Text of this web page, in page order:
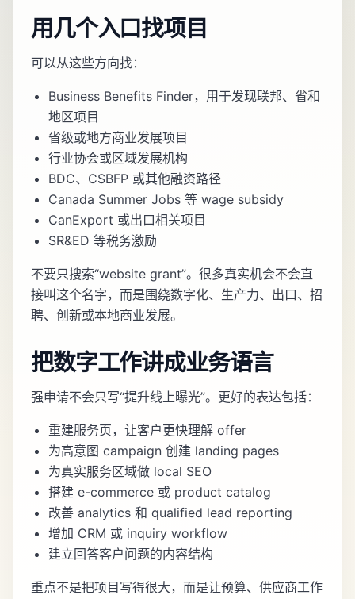
用几个入口找项目
可以从这些方向找：
Business Benefits Finder，用于发现联邦、省和
地区项目
省级或地方商业发展项目
行业协会或区域发展机构
BDC、CSBFP 或其他融资路径
Canada Summer Jobs 等 wage subsidy
CanExport 或出口相关项目
SR&ED 等税务激励
不要只搜索“website grant”。很多真实机会不会直
接叫这个名字，而是围绕数字化、生产力、出口、招
聘、创新或本地商业发展。
把数字工作讲成业务语言
强申请不会只写“提升线上曝光”。更好的表达包括：
重建服务页，让客户更快理解 offer
为高意图 campaign 创建 landing pages
为真实服务区域做 local SEO
搭建 e-commerce 或 product catalog
改善 analytics 和 qualified lead reporting
增加 CRM 或 inquiry workflow
建立回答客户问题的内容结构
重点不是把项目写得很大，而是让预算、供应商工作